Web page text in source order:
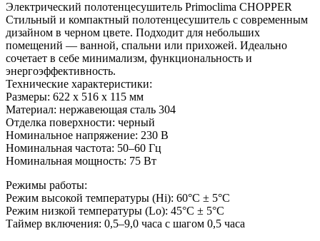
Электрический полотенцесушитель Primoclima CHOPPER
Стильный и компактный полотенцесушитель с современным
дизайном в черном цвете. Подходит для небольших
помещений — ванной, спальни или прихожей. Идеально
сочетает в себе минимализм, функциональность и
энергоэффективность.
Технические характеристики:
Размеры: 622 x 516 x 115 мм
Материал: нержавеющая сталь 304
Отделка поверхности: черный
Номинальное напряжение: 230 В
Номинальная частота: 50–60 Гц
Номинальная мощность: 75 Вт
Режимы работы:
Режим высокой температуры (Hi): 60°C ± 5°C
Режим низкой температуры (Lo): 45°C ± 5°C
Таймер включения: 0,5–9,0 часа с шагом 0,5 часа